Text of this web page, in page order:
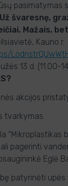
pasimatymas
švaresnę,
Mažais,
Kauno r.
13 d. (11.00-
akcijos
tvarkymas.
“Mikroplastikas
pagerinti
Eglė
patyrinėti